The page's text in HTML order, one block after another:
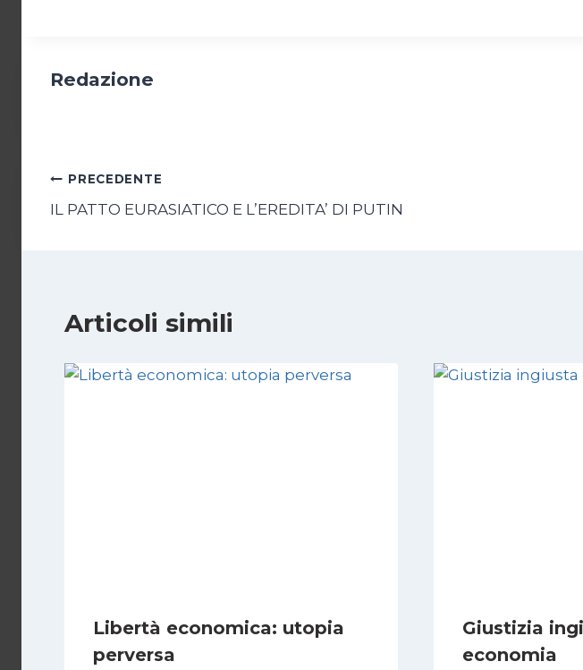
Redazione
Navigazione
articoli
PRECEDENTE
IL PATTO EURASIATICO E L’EREDITA’ DI PUTIN
Articoli simili
Libertà economica: utopia
perversa
Giustizia
economia